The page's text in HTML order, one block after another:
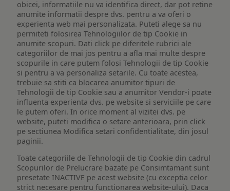
obicei, informatiile nu va identifica direct, dar pot retine
anumite informatii despre dvs. pentru a va oferi o
experienta web mai personalizata. Puteti alege sa nu
permiteti folosirea Tehnologiilor de tip Cookie in
anumite scopuri. Dati click pe diferitele rubrici ale
categoriilor de mai jos pentru a afla mai multe despre
scopurile in care putem folosi Tehnologii de tip Cookie
si pentru a va personaliza setarile. Cu toate acestea,
trebuie sa stiti ca blocarea anumitor tipuri de
Tehnologii de tip Cookie sau a anumitor Vendor-i poate
influenta experienta dvs. pe website si serviciile pe care
le putem oferi. In orice moment al vizitei dvs. pe
website, puteti modifica o setare anterioara, prin click
pe sectiunea Modifica setari confidentialitate, din josul
paginii.
Toate categoriile de Tehnologii de tip Cookie din cadrul
Scopurilor de Prelucrare bazate pe Consimtamant sunt
presetate INACTIVE pe acest website (cu exceptia celor
strict necesare pentru functionarea website-ului). Daca